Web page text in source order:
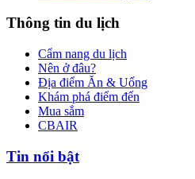
Thông tin du lịch
Cẩm nang du lịch
Nên ở đâu?
Địa điểm Ăn & Uống
Khám phá điểm đến
Mua sắm
CBAIR
Tin nổi bật